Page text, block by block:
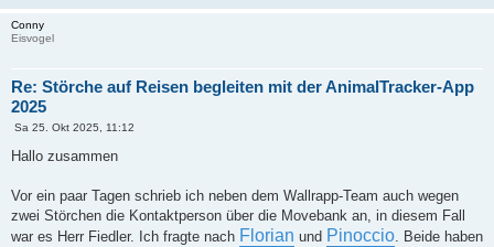
Conny
Eisvogel
Re: Störche auf Reisen begleiten mit der AnimalTracker-App
2025
B
a
Sa 25. Okt 2025, 11:12
Hallo zusammen
Vor ein paar Tagen schrieb ich neben dem Wallrapp-Team auch wegen
zwei Störchen die Kontaktperson über die Movebank an, in diesem Fall
war es Herr Fiedler. Ich fragte nach Florian und Pinoccio. Beide haben